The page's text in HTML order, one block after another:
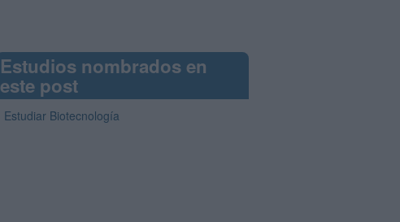
Estudios nombrados en
este post
Estudiar Biotecnología